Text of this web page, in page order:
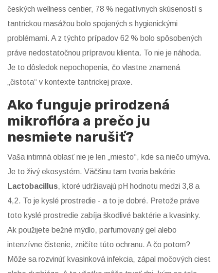
českých wellness centier, 78 % negatívnych skúseností s
tantrickou masážou bolo spojených s hygienickými
problémami. A z týchto prípadov 62 % bolo spôsobených
práve nedostatočnou prípravou klienta. To nie je náhoda.
Je to dôsledok nepochopenia, čo vlastne znamená
„čistota“ v kontexte tantrickej praxe.
Ako funguje prirodzená
mikroflóra a prečo ju
nesmiete narušiť?
Vaša intimná oblasť nie je len „miesto“, kde sa niečo umýva.
Je to živý ekosystém. Väčšinu tam tvoria bakérie
Lactobacillus, ktoré udržiavajú pH hodnotu medzi 3,8 a
4,2. To je kyslé prostredie - a to je dobré. Pretože práve
toto kyslé prostredie zabíja škodlivé baktérie a kvasinky.
Ak použijete bežné mýdlo, parfumovaný gel alebo
intenzívne čistenie, zničíte túto ochranu. A čo potom?
Môže sa rozvinúť kvasinková infekcia, zápal močových ciest